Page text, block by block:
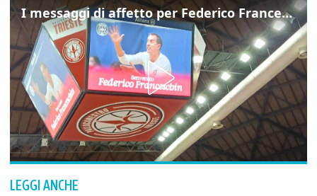
I messaggi di affetto per Federico Franceschin: così il mondo del basket gli è stato accanto fino all’ultimo
LEGGI ANCHE